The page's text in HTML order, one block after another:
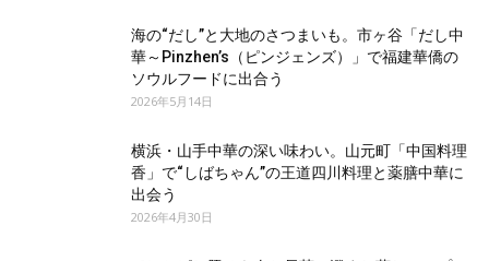
海の“だし”と大地のさつまいも。市ヶ谷「だし中
華～Pinzhen’s（ピンジェンズ）」で福建華僑の
ソウルフードに出合う
2026年5月14日
横浜・山手中華の深い味わい。山元町「中国料理
香」で“しばちゃん”の王道四川料理と薬膳中華に
出会う
2026年4月30日